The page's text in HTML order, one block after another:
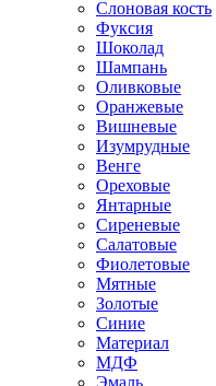
Слоновая кость
Фуксия
Шоколад
Шампань
Оливковые
Оранжевые
Вишневые
Изумрудные
Венге
Ореховые
Янтарные
Сиреневые
Салатовые
Фиолетовые
Мятные
Золотые
Синие
Материал
МДФ
Эмаль